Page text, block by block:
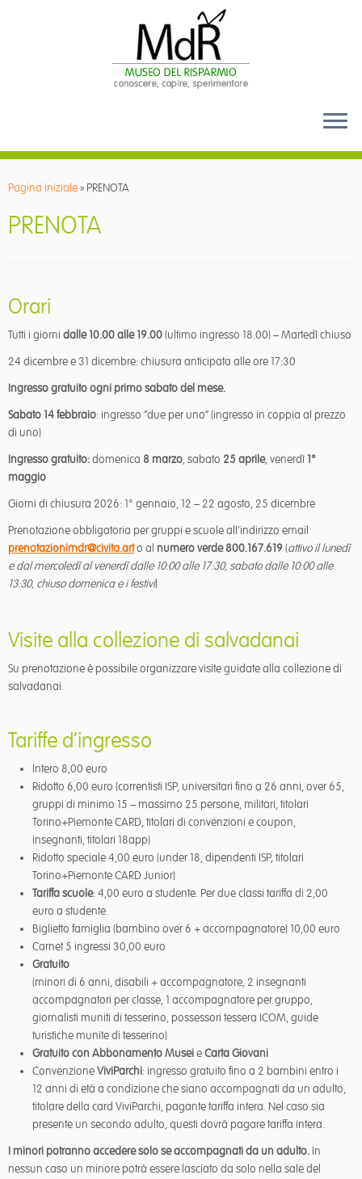
Pagina iniziale» PRENOTA
PRENOTA
Orari
Tutti i giorni dalle 10.00 alle 19.00(ultimo ingresso 18.00) – Martedì chiuso
24 dicembre e 31 dicembre: chiusura anticipata alle ore 17:30
Ingresso gratuito ogni primo sabato del mese.
Sabato 14 febbraio: ingresso “due per uno” (ingresso in coppia al prezzo
di uno)
Ingresso gratuito:domenica 8 marzo, sabato 25 aprile, venerdì1°
maggio
Giorni di chiusura 2026: 1° gennaio, 12 – 22 agosto, 25 dicembre
Prenotazione obbligatoria per gruppi e scuole all’indirizzo email
prenotazionimdr@civita.arto al numero verde 800.167.619(attivo il lunedì
e dal mercoledì al venerdì dalle 10:00 alle 17:30, sabato dalle 10:00 alle
13:30, chiuso domenica e i festivi)
Visite alla collezione di salvadanai
Su prenotazione è possibile organizzare visite guidate alla collezione di
salvadanai.
Tariffe d’ingresso
Intero 8,00 euro
Ridotto 6,00 euro (correntisti ISP, universitari fino a 26 anni, over 65,
gruppi di minimo 15 – massimo 25 persone, militari, titolari
Torino+Piemonte CARD, titolari di convenzioni e coupon,
insegnanti, titolari 18app)
Ridotto speciale 4,00 euro (under 18, dipendenti ISP, titolari
Torino+Piemonte CARD Junior)
Tariffa scuole: 4,00 euro a studente. Per due classi tariffa di 2,00
euro a studente.
Biglietto famiglia (bambino over 6 + accompagnatore) 10,00 euro
Carnet 5 ingressi 30,00 euro
Gratuito
(minori di 6 anni, disabili + accompagnatore, 2 insegnanti
accompagnatori per classe, 1 accompagnatore per gruppo,
giornalisti muniti di tesserino, possessori tessera ICOM, guide
turistiche munite di tesserino)
Gratuito con Abbonamento MuseieCarta Giovani
ConvenzioneViviParchi: ingresso gratuito fino a 2 bambini entro i
12 anni di età a condizione che siano accompagnati da un adulto,
titolare della card ViviParchi, pagante tariffa intera. Nel caso sia
presente un secondo adulto, questi dovrà pagare tariffa intera.
I minori potranno accedere solo se accompagnati da un adulto. In
nessun caso un minore potrà essere lasciato da solo nella sale del